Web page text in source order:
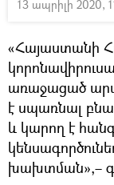
13 ապրիլի 2020,
«Հայաստանի
առաջացած
է սպառնալ
և կարող է
խախտման»,–